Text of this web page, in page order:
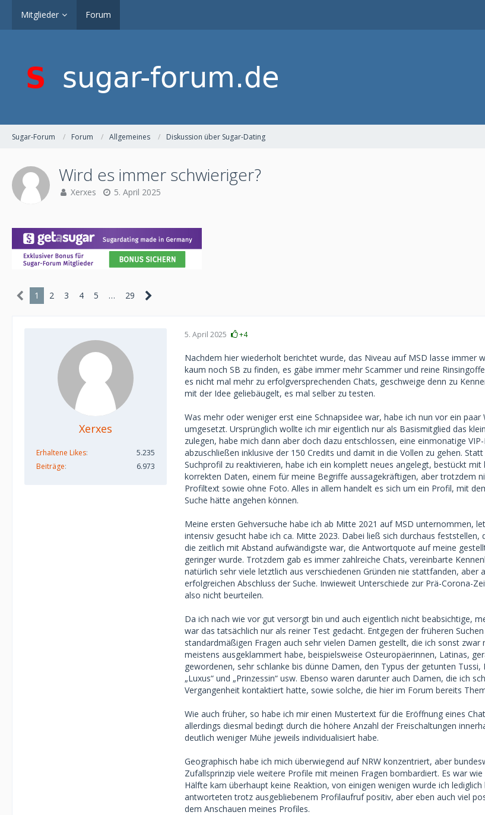
Mitglieder Forum
Sugar-Forum Forum Allgemeines Diskussion über Sugar-Dating
Wird es immer schwieriger?
Xerxes 5. April 2025
1 2 3 4 5 … 29
Xerxes
Erhaltene Likes
5.235
Beiträge
6.973
5. April 2025 +4
Nachdem hier wiederholt berichtet wurde, das Niveau auf MSD lasse immer
kaum noch SB zu finden, es gäbe immer mehr Scammer und reine
es nicht mal mehr zu erfolgversprechenden Chats, geschweige denn zu
mit der Idee geliebäugelt, es mal selber zu testen.
Was mehr oder weniger erst eine Schnapsidee war, habe ich nun vor ein paar
umgesetzt. Ursprünglich wollte ich mir eigentlich nur als Basismitglied das
zulegen, habe mich dann aber doch dazu entschlossen, eine einmonatige
abzuschließen inklusive der 150 Credits und damit in die Vollen zu gehen.
Suchprofil zu reaktivieren, habe ich ein komplett neues angelegt, bestückt mit
korrekten Daten, einem für meine Begriffe aussagekräftigen, aber trotzdem
Profiltext sowie ohne Foto. Alles in allem handelt es sich um ein Profil, mit
Suche hätte angehen können.
Meine ersten Gehversuche habe ich ab Mitte 2021 auf MSD unternommen,
intensiv gesucht habe ich ca. Mitte 2023. Dabei ließ sich durchaus feststellen,
die zeitlich mit Abstand aufwändigste war, die Antwortquote auf meine
geringer wurde. Trotzdem gab es immer zahlreiche Chats, vereinbarte
natürlich sehr viele letztlich aus verschiedenen Gründen nie stattfanden, aber
erfolgreichen Abschluss der Suche. Inwieweit Unterschiede zur Prä-Corona-
also nicht beurteilen.
Da ich nach wie vor gut versorgt bin und auch eigentlich nicht beabsichtige,
war das tatsächlich nur als reiner Test gedacht. Entgegen der früheren
standardmäßigen Fragen auch sehr vielen Damen gestellt, die ich sonst zwar
meistens ausgeklammert habe, beispielsweise Osteuropäerinnen, Latinas,
gewordenen, sehr schlanke bis dünne Damen, den Typus der getunten
„Luxus“ und „Prinzessin“ usw. Ebenso waren darunter auch Damen, die ich
Vergangenheit kontaktiert hatte, sowie solche, die hier im Forum bereits
Wie auch früher, so habe ich mir einen Mustertext für die Eröffnung eines
allerdings diesmal bedingt durch die höhere Anzahl der Freischaltungen
deutlich weniger Mühe jeweils individualisiert habe.
Geographisch habe ich mich überwiegend auf NRW konzentriert, aber
Zufallsprinzip viele weitere Profile mit meinen Fragen bombardiert. Es war
Hälfte kam überhaupt keine Reaktion, von einigen wenigen wurde ich
antworteten trotz ausgebliebenem Profilaufruf positiv, aber eben auch viel
dem Anschauen meines Profiles.